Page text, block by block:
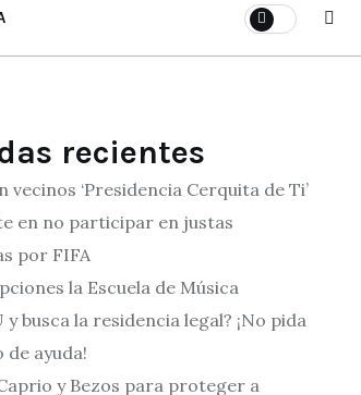
recientes
vecinos ‘Presidencia Cerquita de Ti’
en no participar en justas
por FIFA
la Escuela de Música
y busca la residencia legal? ¡No pida
ayuda!
y Bezos para proteger a